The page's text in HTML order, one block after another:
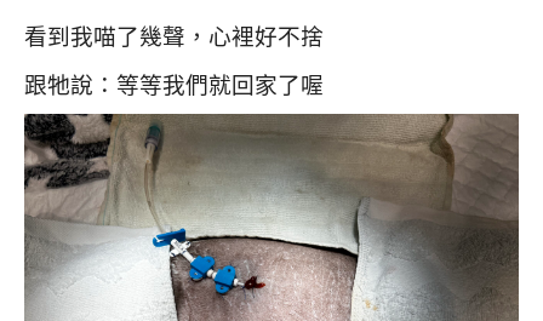
看到我喵了幾聲，心裡好不捨
跟牠說：等等我們就回家了喔